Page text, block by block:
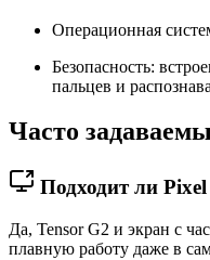
Операционная
Безопасность:
пальцев и
Часто
Подходит ли
Да, Tensor G2 и экран с
плавную работу даже в